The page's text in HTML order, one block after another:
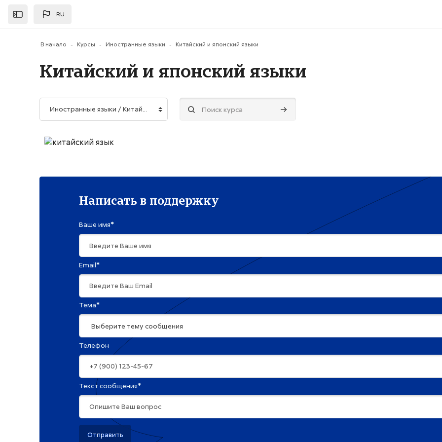
Открыть RU
В начало Курсы Иностранные языки Китайский и японский языки
Китайский и японский языки
Категории курсов
Поиск курса Поиск курса
Написать в поддержку
Ваше имя*
Email*
Тема*
Телефон
Текст сообщения*